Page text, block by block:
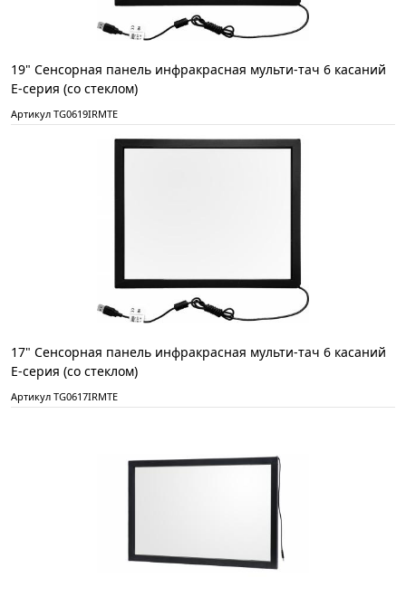
19" Сенсорная панель инфракрасная мульти-тач 6 касаний
E-серия (со стеклом)
Артикул TG0619IRMTE
17" Сенсорная панель инфракрасная мульти-тач 6 касаний
E-серия (со стеклом)
Артикул TG0617IRMTE